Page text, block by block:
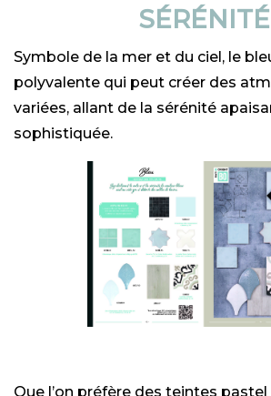
SÉRÉNITÉ
Symbole de la mer et du ciel, le
polyvalente qui peut créer des
variées, allant de la sérénité
sophistiquée.
Que l’on préfère des teintes pastel